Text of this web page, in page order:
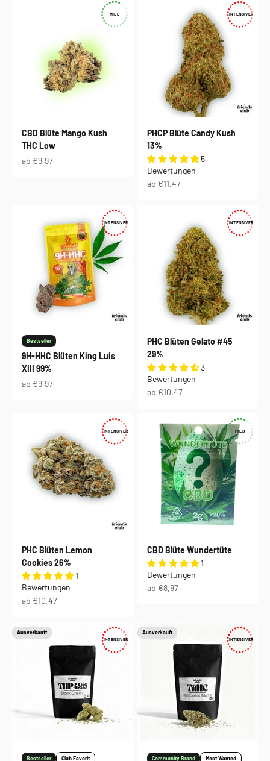
MILD
CBD Blüte Mango Kush
THC Low
Angebot
ab €9,97
INTENSIVER
PHCP Blüte Candy Kush
13%
5
Bewertungen
Angebot
ab €11,47
INTENSIVER
Bestseller
9H-HHC Blüten King Luis
XIII 99%
Angebot
ab €9,97
INTENSIVER
PHC Blüten Gelato #45
29%
3
Bewertungen
Angebot
ab €10,47
INTENSIVER
PHC Blüten Lemon
Cookies 26%
1
Bewertungen
Angebot
ab €10,47
MILD
CBD Blüte Wundertüte
1
Bewertungen
Angebot
ab €8,97
Ausverkauft
INTENSIVER
Bestseller Club Favorit
Ausverkauft
INTENSIVER
Community Brand Most Wanted